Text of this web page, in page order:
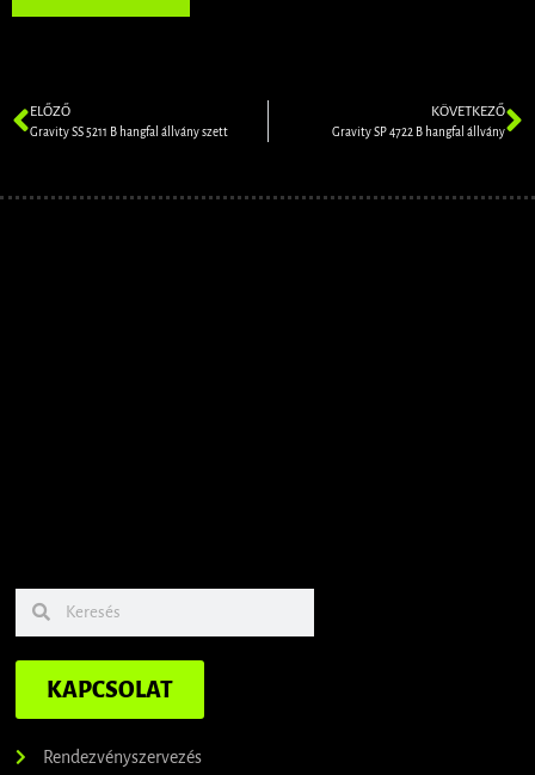
ELŐZŐ
Gravity SS 5211 B hangfal állvány szett
KÖVETKEZŐ
Gravity SP 4722 B hangfal állvány
KAPCSOLAT
Rendezvényszervezés